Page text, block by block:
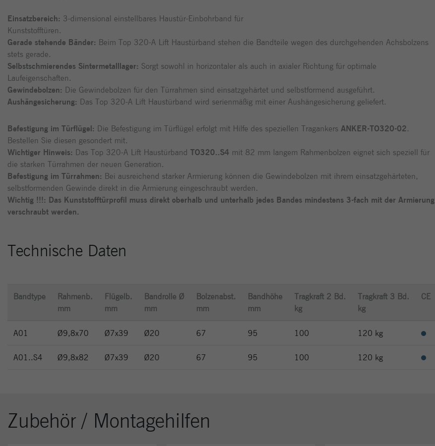
Einsatzbereich: 3-dimensional einstellbares Haustür-Einbohrband für
Kunststofftüren.
Gerade stehende Bänder: Beim Top 320-A Lift Haustürband stehen die Bandteile wegen des durchgehenden Achsbolzens
stets gerade.
Selbstschmierendes Sintermetalllager: Sorgt sowohl in horizontaler als auch in axialer Richtung für optimale
Laufeigenschaften.
Gewindebolzen: Die Gewindebolzen für den Türrahmen sind einsatzgehärtet und selbstformend ausgeführt.
Aushängesicherung: Das Top 320-A Lift Haustürband wird serienmäßig mit einer Aushängesicherung geliefert.
Befestigung im Türflügel: Die Befestigung im Türflügel erfolgt mit Hilfe des speziellen Tragankers ANKER-TO320-02.
Bestellen Sie diesen gesondert mit.
Wichtiger Hinweis: Das Top 320-A Lift Haustürband TO320..S4 mit 82 mm langem Rahmenbolzen eignet sich speziell für
die starken Türrahmen der neuen Generation.
Befestigung im Türrahmen: Bei ausreichend starker Armierung können die Gewindebolzen mit ihrem einsatzgehärteten,
selbstformenden Gewinde direkt in die Armierung eingeschraubt werden.
Wichtig !!!: Das Kunststofftürprofil muss direkt oberhalb und unterhalb jedes Bandes mindestens 3-fach mit der Armierung
verschraubt werden.
Technische Daten
Bandtype
Rahmenb.
mm
Flügelb.
mm
Bandrolle Ø
mm
Bolzenabst.
mm
Bandhöhe
mm
Tragkraft 2 Bd.
kg
Tragkraft 3 Bd.
kg
CE
A01 Ø9,8x70 Ø7x39 Ø20 67 95 100 120 kg
A01..S4 Ø9,8x82 Ø7x39 Ø20 67 95 100 120 kg
Zubehör / Montagehilfen